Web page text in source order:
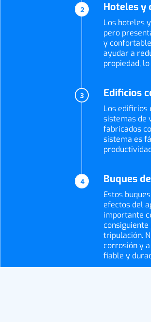
2 Hoteles y
Los hoteles
pero
y
ayudar a
propiedad,
3 Edificios
Los
sistemas de
fabricados
sistema es
4 Buques
Estos
efectos del
importante
tripulación.
corrosión y
fiable y